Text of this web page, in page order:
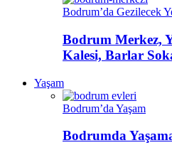
Bodrum’da Gezilecek
Bodrum Merkez,
Kalesi, Barlar
Yaşam
Bodrum’da Yaşam
Bodrumda